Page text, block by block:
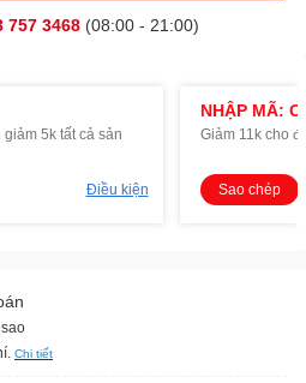
757 3468(08:00 - 21:00)
5k tất cả sản
Điều kiện
NHẬP MÃ:
Giảm 11k cho
Sao chép
Chi tiết